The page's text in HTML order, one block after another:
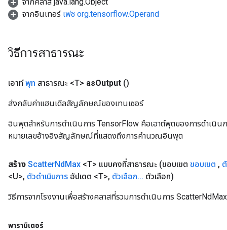
จากอินเทอร์ เฟซ org.tensorflow.Operand
วิธีการสาธารณะ
เอาท์พุท สาธารณะ <T> asOutput ()
ส่งกลับค่าแฮนเดิลสัญลักษณ์ของเทนเซอร์
อินพุตสำหรับการดำเนินการ TensorFlow คือเอาต์พุตของการดำเนิน
หมายเลขอ้างอิงสัญลักษณ์ที่แสดงถึงการคำนวณอินพุต
สร้าง ScatterNdMax <T> แบบคงที่สาธารณะ (ขอบเขต ขอบเขต ,
<U>, ตัวดำเนินการ อัปเดต <T>, ตัวเลือก... ตัวเลือก)
วิธีการจากโรงงานเพื่อสร้างคลาสที่รวมการดำเนินการ
พารามิเตอร์